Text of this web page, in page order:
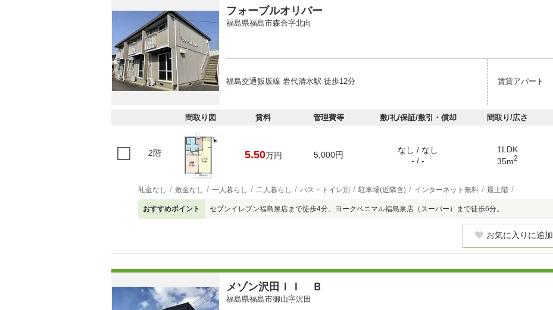
フォーブルオリバー
福島県福島市森合字北向
福島交通飯坂線 岩代清水駅 徒歩12分 賃貸アパート
間取り図 賃料 管理費等 敷/礼/保証/敷引・償却 間取り/広さ
2階 5.50万円 5,000円
なし / なし
- / -
1LDK
35m2
礼金なし 敷金なし 一人暮らし 二人暮らし バス・トイレ別 駐車場(近隣含) インターネット無料 最上階
おすすめポイント セブンイレブン福島泉店まで徒歩4分。ヨークベニマル福島泉店（スーパー）まで徒歩6分。
お気に入りに追加
メゾン沢田ＩＩ Ｂ
福島県福島市御山字沢田